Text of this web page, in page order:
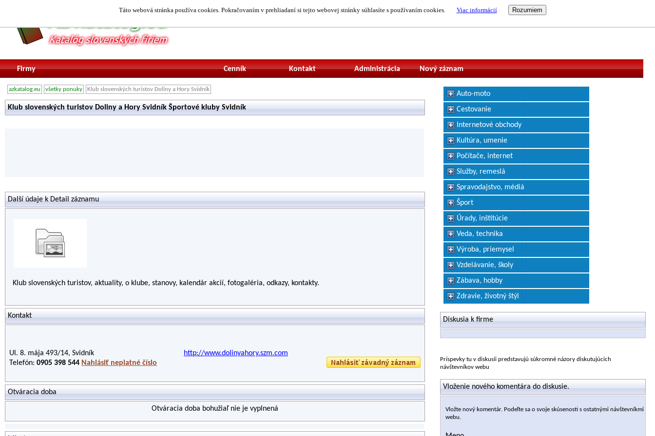
Táto webová stránka používa cookies. Pokračovaním v prehliadaní si tejto webovej stránky súhlasíte s používaním cookies. Viac informácií
Firmy Nový záznam
Administrácia
Kontakt
Cenník
azkatalog.eu všetky ponuky Klub slovenských turistov Doliny a Hory Svidník
Klub slovenských turistov Doliny a Hory Svidník Športové kluby Svidník
Další údaje k Detail záznamu
Klub slovenských turistov, aktuality, o klube, stanovy, kalendár akcií, fotogaléria, odkazy, kontakty.
Kontakt
Ul. 8. mája 493/14, Svidník
Telefón: 0905 398 544 Nahlásiť neplatné číslo
http://www.dolinyahory.szm.com
Otváracia doba
Otváracia doba bohužiaľ nie je vyplnená
Auto-moto
Cestovanie
Internetové obchody
Kultúra, umenie
Počítače, internet
Služby, remeslá
Spravodajstvo, médiá
Šport
Úrady, inštitúcie
Veda, technika
Výroba, priemysel
Vzdelávanie, školy
Zábava, hobby
Zdravie, životný štýl
Diskusia k firme
Príspevky tu v diskusii predstavujú súkromné názory diskutujúcich
návštevníkov webu
Vloženie nového komentára do diskusie.
Vložte nový komentár. Podeľte sa o svoje skúsenosti s ostatnými návštevníkmi
webu.